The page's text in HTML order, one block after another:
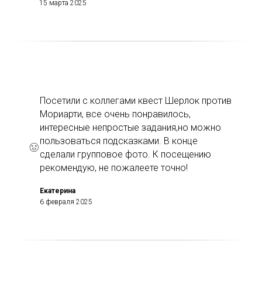
15 марта 2025
Посетили с коллегами квест Шерлок против
Мориарти, все очень понравилось,
интересные непростые задания,но можно
пользоваться подсказками. В конце
сделали групповое фото. К посещению
рекомендую, не пожалеете точно!
Екатерина
6 февраля 2025